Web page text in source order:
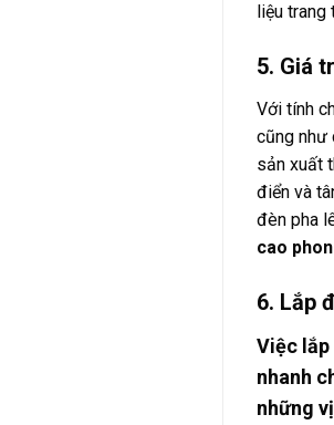
liệu trang
5. Giá
Với tính
cũng như
sản xuất
điển và
đèn pha
cao
6. Lắp
Việc
nhanh
những